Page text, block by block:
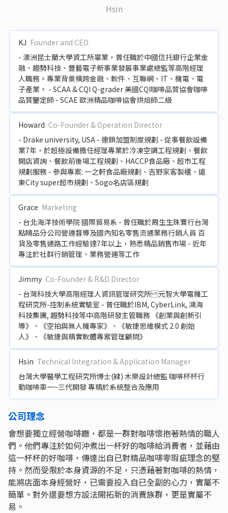
Hsin
KJ Founder and CEO
- 澳洲昆士蘭大學資工所畢業，曾任職於中國信托銀行企業金
融、趨勢科技、豐藝電子新事業發展事業處總監等高階經理
人職務。專業背景橫跨金融、軟件、互聯網、IT、機電、電
子產業。 - SCAA & CQI Q-grader 美國CQI咖啡品質協會咖啡
品質鑒定師 - SCAE 歐洲精品咖啡協會烘焙師二級
Howard Co-Founder & Operation Director
- Drake university, USA - 連鎖加盟制度規劃 - 從事餐飲設備
業7年，於超極設備擔任經理專業於冷凍空調工程規劃、餐飲
開店資詢、餐飲前後場工程規劃、HACCP食品廠、超市工程
規劃服務 - 參與專案: 一之軒食品廠規劃、吉野家客製櫃、遠
東City super超市規劃、Sogo名店區規劃
Grace Marketing
- 台北海洋技術學院 國際貿易系 - 曾任職於周生生珠寶行台灣
點睛品分公司營運督導及國內知名零售流通業務行銷人員 百
貨及零售通路工作經驗達7年以上，熟悉精品銷售市場 - 近年
專注於社群行銷管理、業務營運等工作
Jimmy Co-Founder & R&D Director
- 台灣科技大學高階經理人資訊管理研究所 元智大學電機工
程研究所-控制系統實驗室 - 曾任職於IBM, CyberLink, 鴻海
科技集團, 趨勢科技等中高階研發主管職務 《創業與創新引
導》、《空拍與無人機專家》、《敏捷思維模式 2.0 創始
人》、《敏捷與精實軟體專案管理顧問》
Hsin Technical Integration & Application Manager
台灣大學醫學工程研究所博士(肄) 木樂設計總監 咖啡杯杯行
動咖啡車一~三代開發 專精於系統整合及應用
公司理念
會想要獨立經營咖啡廳，都是一群對咖啡懷抱著熱情的職人
們。他們專注於如何沖煮出一杯好的咖啡給消費者，並藉由
這一杯杯的好咖啡，傳達出自已對精品咖啡零瑕疵理念的堅
持。然而受限於本身資源的不足，只憑藉著對咖啡的熱情，
能將店面本身經營好，已需要投入自已全副的心力，實屬不
簡單。對外還要想方設法開拓新的消費族群，更是實屬不
易。